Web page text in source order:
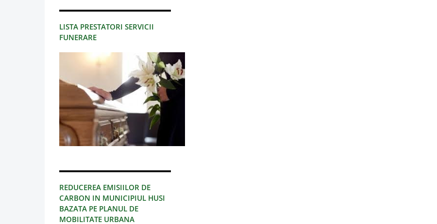
LISTA PRESTATORI SERVICII
FUNERARE
REDUCEREA EMISIILOR DE
CARBON IN MUNICIPIUL HUSI
BAZATA PE PLANUL DE
MOBILITATE URBANA